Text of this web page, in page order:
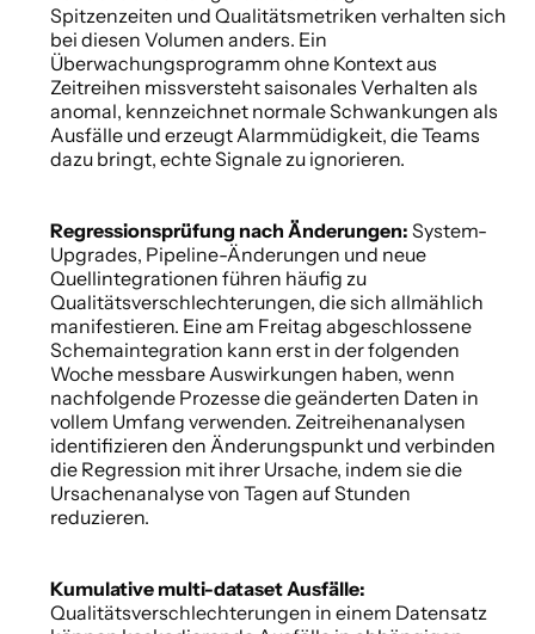
Spitzenzeiten und Qualitätsmetriken verhalten sich
bei diesen Volumen anders. Ein
Überwachungsprogramm ohne Kontext aus
Zeitreihen missversteht saisonales Verhalten als
anomal, kennzeichnet normale Schwankungen als
Ausfälle und erzeugt Alarmmüdigkeit, die Teams
dazu bringt, echte Signale zu ignorieren.
Regressionsprüfung nach Änderungen: System-
Upgrades, Pipeline-Änderungen und neue
Quellintegrationen führen häufig zu
Qualitätsverschlechterungen, die sich allmählich
manifestieren. Eine am Freitag abgeschlossene
Schemaintegration kann erst in der folgenden
Woche messbare Auswirkungen haben, wenn
nachfolgende Prozesse die geänderten Daten in
vollem Umfang verwenden. Zeitreihenanalysen
identifizieren den Änderungspunkt und verbinden
die Regression mit ihrer Ursache, indem sie die
Ursachenanalyse von Tagen auf Stunden
reduzieren.
Qualitätsverschlechterungen in einem Datensatz